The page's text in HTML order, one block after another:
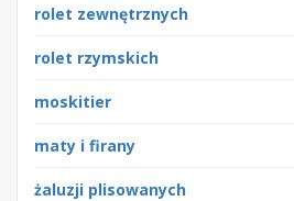
rolet zewnętrznych
rolet rzymskich
moskitier
maty i firany
żaluzji plisowanych